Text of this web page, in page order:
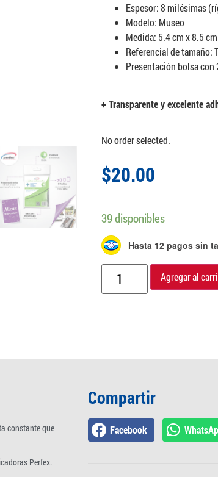
Espesor: 8 milésimas
Modelo: Museo
Medida: 5.4 cm x 8.5 cm
Referencial de tamaño:
Presentación bolsa con
+ Transparente y excelente
No order selected.
$20.00
39 disponibles
Hasta 12 pagos sin
Agregar al
constante que
Perfex.
Compartir
Facebook